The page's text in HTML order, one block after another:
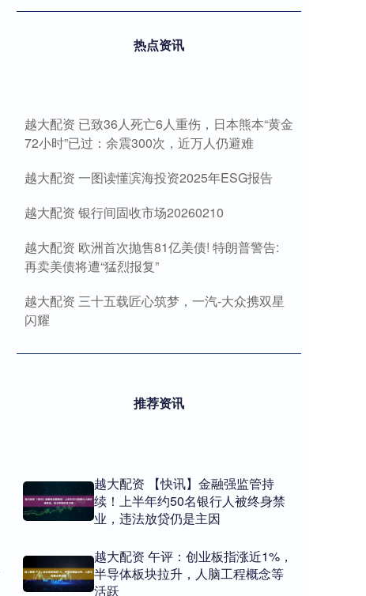
热点资讯
越大配资 已致36人死亡6人重伤，日本熊本“黄金
72小时”已过：余震300次，近万人仍避难
越大配资 一图读懂滨海投资2025年ESG报告
越大配资 银行间固收市场20260210
越大配资 欧洲首次抛售81亿美债! 特朗普警告:
再卖美债将遭“猛烈报复”
越大配资 三十五载匠心筑梦，一汽-大众携双星
闪耀
推荐资讯
越大配资 【快讯】金融强监管持
续！上半年约50名银行人被终身禁
业，违法放贷仍是主因
越大配资 午评：创业板指涨近1%，
半导体板块拉升，人脑工程概念等
活跃